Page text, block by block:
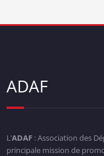
ADAF
L’ADAF: Association des
principale mission de